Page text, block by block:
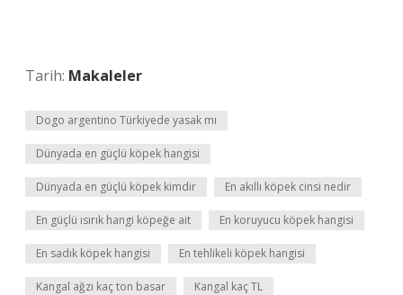
Tarih: Makaleler
Dogo argentino Türkiyede yasak mı
Dünyada en güçlü köpek hangisi
Dünyada en güçlü köpek kimdir En akıllı köpek cinsi nedir
En güçlü ısırık hangi köpeğe ait En koruyucu köpek hangisi
En sadık köpek hangisi En tehlikeli köpek hangisi
Kangal ağzı kaç ton basar Kangal kaç TL